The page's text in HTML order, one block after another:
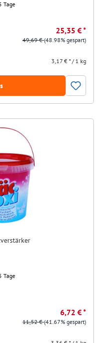
Tage
25,35 € *
49,69 €(48.98% gespart)
3,17 € * / 1 kg
Tage
6,72 € *
11,52 €(41.67% gespart)